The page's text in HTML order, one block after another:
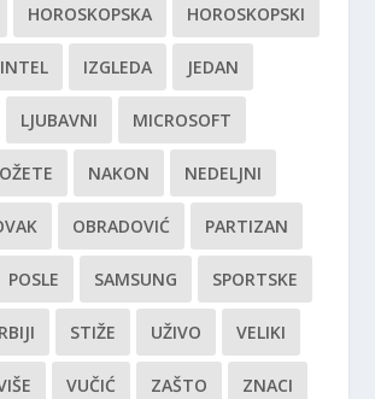
HOROSKOPSKA HOROSKOPSKI
INTEL IZGLEDA JEDAN
LJUBAVNI MICROSOFT
NAKON NEDELJNI
OBRADOVIĆ PARTIZAN
POSLE SAMSUNG SPORTSKE
STIŽE UŽIVO VELIKI
VUČIĆ ZAŠTO ZNACI